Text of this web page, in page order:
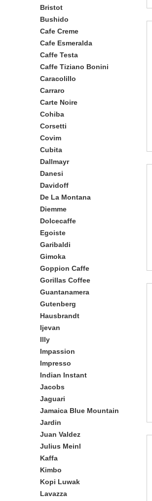
Bristot
Bushido
Cafe Creme
Cafe Esmeralda
Caffe Testa
Caffe Tiziano Bonini
Caracolillo
Carraro
Carte Noire
Cohiba
Corsetti
Covim
Cubita
Dallmayr
Danesi
Davidoff
De La Montana
Diemme
Dolcecaffe
Egoiste
Garibaldi
Gimoka
Goppion Caffe
Gorillas Coffee
Guantanamera
Gutenberg
Hausbrandt
Ijevan
Illy
Impassion
Impresso
Indian Instant
Jacobs
Jaguari
Jamaica Blue Mountain
Jardin
Juan Valdez
Julius Meinl
Kaffa
Kimbo
Kopi Luwak
Lavazza